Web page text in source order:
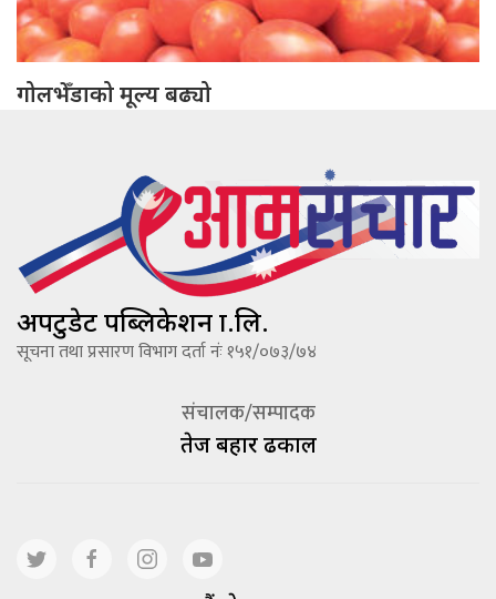
गोलभेँडाको मूल्य बढ्यो
अपटुडेट पब्लिकेशन प्रा.लि.
सूचना तथा प्रसारण विभाग दर्ता नंः १५१/०७३/७४
संचालक/सम्पादक
तेज बहादूर ढकाल